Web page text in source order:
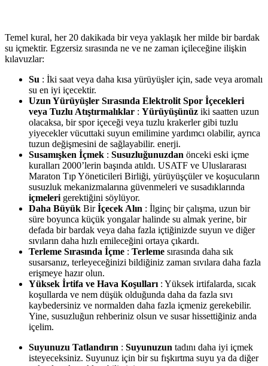
Temel kural, her 20 dakikada bir veya yaklaşık her milde bir bardak
su içmektir. Egzersiz sırasında ne ve ne zaman içileceğine ilişkin
kılavuzlar:
Su : İki saat veya daha kısa yürüyüşler için, sade veya aromalı
su en iyi içecektir.
Uzun Yürüyüşler Sırasında Elektrolit Spor İçecekleri
veya Tuzlu Atıştırmalıklar : Yürüyüşünüz iki saatten uzun
olacaksa, bir spor içeceği veya tuzlu krakerler gibi tuzlu
yiyecekler vücuttaki suyun emilimine yardımcı olabilir, ayrıca
tuzun değişmesini de sağlayabilir. enerji.
Susamışken İçmek : Susuzluğunuzdan önceki eski içme
kuralları 2000’lerin başında atıldı. USATF ve Uluslararası
Maraton Tıp Yöneticileri Birliği, yürüyüşçüler ve koşucuların
susuzluk mekanizmalarına güvenmeleri ve susadıklarında
içmeleri gerektiğini söylüyor.
Daha Büyük Birİçecek Alın : İlginç bir çalışma, uzun bir
süre boyunca küçük yongalar halinde su almak yerine, bir
defada bir bardak veya daha fazla içtiğinizde suyun ve diğer
sıvıların daha hızlı emileceğini ortaya çıkardı.
Terleme Sırasında İçme : Terleme sırasında daha sık
susarsanız, terleyeceğinizi bildiğiniz zaman sıvılara daha fazla
erişmeye hazır olun.
Yüksek İrtifa ve Hava Koşulları : Yüksek irtifalarda, sıcak
koşullarda ve nem düşük olduğunda daha da fazla sıvı
kaybedersiniz ve normalden daha fazla içmeniz gerekebilir.
Yine, susuzluğun rehberiniz olsun ve susar hissettiğiniz anda
içelim.
Suyunuzu Tatlandırın : Suyunuzun tadını daha iyi içmek
isteyeceksiniz. Suyunuz için bir su fışkırtma suyu ya da diğer